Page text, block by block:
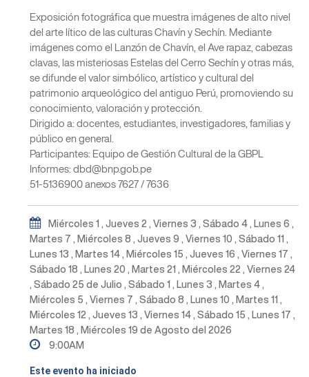
Exposición fotográfica que muestra imágenes de alto nivel
del arte lítico de las culturas Chavín y Sechín. Mediante
imágenes como el Lanzón de Chavín, el Ave rapaz, cabezas
clavas, las misteriosas Estelas del Cerro Sechín y otras más,
se difunde el valor simbólico, artístico y cultural del
patrimonio arqueológico del antiguo Perú, promoviendo su
conocimiento, valoración y protección.
Dirigido a: docentes, estudiantes, investigadores, familias y
público en general.
Participantes: Equipo de Gestión Cultural de la GBPL
Informes: dbd@bnp.gob.pe
51-5136900 anexos 7627 / 7636
Miércoles 1 , Jueves 2 , Viernes 3 , Sábado 4 , Lunes 6 ,
Martes 7 , Miércoles 8 , Jueves 9 , Viernes 10 , Sábado 11 ,
Lunes 13 , Martes 14 , Miércoles 15 , Jueves 16 , Viernes 17 ,
Sábado 18 , Lunes 20 , Martes 21 , Miércoles 22 , Viernes 24
, Sábado 25 de Julio , Sábado 1 , Lunes 3 , Martes 4 ,
Miércoles 5 , Viernes 7 , Sábado 8 , Lunes 10 , Martes 11 ,
Miércoles 12 , Jueves 13 , Viernes 14 , Sábado 15 , Lunes 17 ,
Martes 18 , Miércoles 19 de Agosto del 2026
9:00AM
Este evento ha iniciado